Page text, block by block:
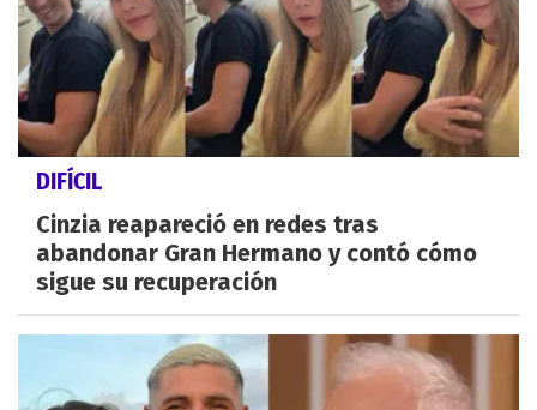
DIFÍCIL
Cinzia reapareció en redes tras
abandonar Gran Hermano y contó cómo
sigue su recuperación